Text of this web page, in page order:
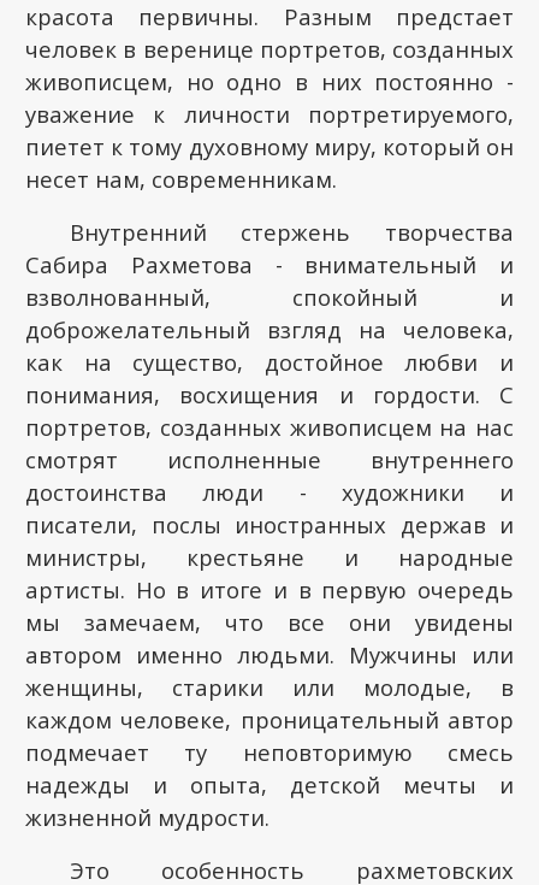
красота первичны. Разным предстает
человек в веренице портретов, созданных
живописцем, но одно в них постоянно -
уважение к личности портретируемого,
пиетет к тому духовному миру, который он
несет нам, современникам.
Внутренний стержень творчества
Сабира Рахметова - внимательный и
взволнованный, спокойный и
доброжелательный взгляд на человека,
как на существо, достойное любви и
понимания, восхищения и гордости. С
портретов, созданных живописцем на нас
смотрят исполненные внутреннего
достоинства люди - художники и
писатели, послы иностранных держав и
министры, крестьяне и народные
артисты. Но в итоге и в первую очередь
мы замечаем, что все они увидены
автором именно людьми. Мужчины или
женщины, старики или молодые, в
каждом человеке, проницательный автор
подмечает ту неповторимую смесь
надежды и опыта, детской мечты и
жизненной мудрости.
Это особенность рахметовских